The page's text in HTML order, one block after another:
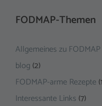
FODMAP-Themen
Allgemeines zu FODMAP
blog (2)
FODMAP-arme Rezepte
Interessante Links (7)